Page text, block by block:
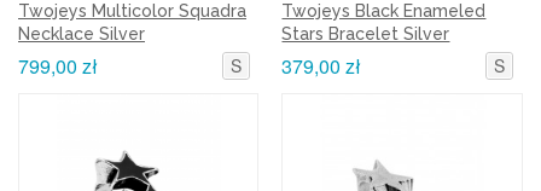
Twojeys Multicolor Squadra
Necklace Silver
S
799,00 zł
Twojeys Black Enameled
Stars Bracelet Silver
S
379,00 zł